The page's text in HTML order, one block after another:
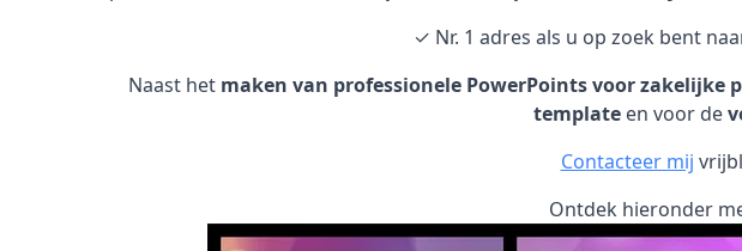
✓ Nr. 1 adres als u op zoek bent
Naast het maken van professionele PowerPoints voor zakelijke
template en voor de
Contacteer mij
Ontdek hieronder